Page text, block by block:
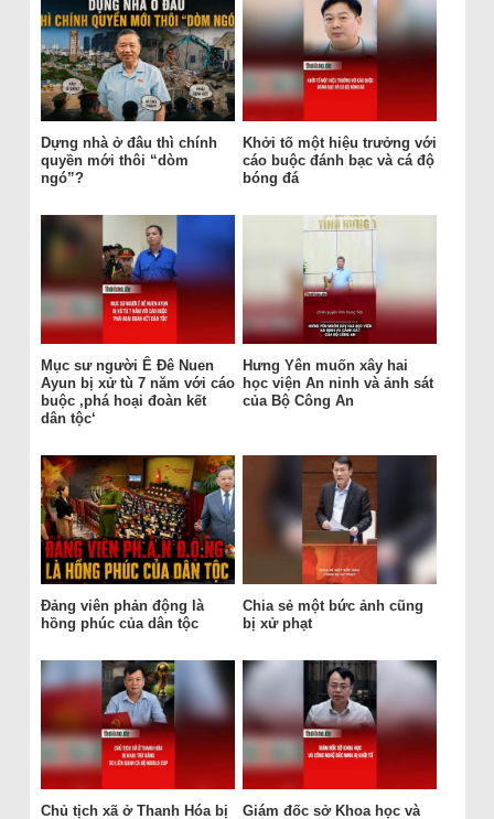
Dựng nhà ở đâu thì chính
quyền mới thôi “dòm
ngó”?
Khởi tố một hiệu trưởng với
cáo buộc đánh bạc và cá độ
bóng đá
Mục sư người Ê Đê Nuen
Ayun bị xử tù 7 năm với cáo
buộc ‚phá hoại đoàn kết
dân tộc‘
Hưng Yên muốn xây hai
học viện An ninh và ảnh sát
của Bộ Công An
Đảng viên phản động là
hồng phúc của dân tộc
Chia sẻ một bức ảnh cũng
bị xử phạt
Chủ tịch xã ở Thanh Hóa bị
Giám đốc sở Khoa học và